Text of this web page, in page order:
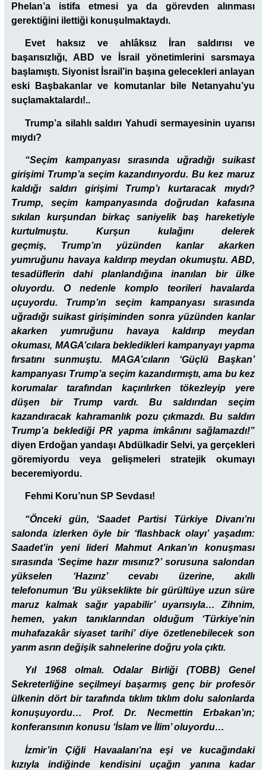
Phelan’a istifa etmesi ya da görevden alınması
gerektiğini ilettiği konuşulmaktaydı.
Evet haksız ve ahlâksız İran saldırısı ve
başarısızlığı, ABD ve İsrail yönetimlerini sarsmaya
başlamıştı. Siyonist İsrail’in başına gelecekleri anlayan
eski Başbakanlar ve komutanlar bile Netanyahu’yu
suçlamaktalardı!..
Trump’a silahlı saldırı Yahudi sermayesinin uyarısı
mıydı?
“Seçim kampanyası sırasında uğradığı suikast
girişimi Trump’a seçim kazandırıyordu. Bu kez maruz
kaldığı saldırı girişimi Trump’ı kurtaracak mıydı?
Trump, seçim kampanyasında doğrudan kafasına
sıkılan kurşundan birkaç saniyelik baş hareketiyle
kurtulmuştu. Kurşun kulağını delerek
geçmiş, Trump’ın yüzünden kanlar akarken
yumruğunu havaya kaldırıp meydan okumuştu. ABD,
tesadüflerin dahi planlandığına inanılan bir ülke
oluyordu. O nedenle komplo teorileri havalarda
uçuyordu. Trump’ın seçim kampanyası sırasında
uğradığı suikast girişiminden sonra yüzünden kanlar
akarken yumruğunu havaya kaldırıp meydan
okuması, MAGA’cılara bekledikleri kampanyayı yapma
fırsatını sunmuştu. MAGA’cıların ‘Güçlü Başkan’
kampanyası Trump’a seçim kazandırmıştı, ama bu kez
korumalar tarafından kaçırılırken tökezleyip yere
düşen bir Trump vardı. Bu saldırıdan seçim
kazandıracak kahramanlık pozu çıkmazdı. Bu saldırı
Trump’a beklediği PR yapma imkânını sağlamazdı!”
diyen Erdoğan yandaşı Abdülkadir Selvi, ya gerçekleri
göremiyordu veya gelişmeleri stratejik okumayı
beceremiyordu.
Fehmi Koru’nun SP Sevdası!
“Önceki gün, ‘Saadet Partisi Türkiye Divanı’nı
salonda izlerken öyle bir ‘flashback olayı’ yaşadım:
Saadet’in yeni lideri Mahmut Arıkan’ın konuşması
sırasında ‘Seçime hazır mısınız?’ sorusuna salondan
yükselen ‘Hazırız’ cevabı üzerine, akıllı
telefonumun ‘Bu yükseklikte bir gürültüye uzun süre
maruz kalmak sağır yapabilir’ uyarısıyla… Zihnim,
hemen, yakın tanıklarından olduğum ‘Türkiye’nin
muhafazakâr siyaset tarihi’ diye özetlenebilecek son
yarım asrın değişik sahnelerine doğru yola çıktı.
Yıl 1968 olmalı. Odalar Birliği (TOBB) Genel
Sekreterliğine seçilmeyi başarmış genç bir profesör
ülkenin dört bir tarafında tıklım tıklım dolu salonlarda
konuşuyordu… Prof. Dr. Necmettin Erbakan’ın;
konferansının konusu ‘İslam ve İlim’ oluyordu…
İzmir’in Çiğli Havaalanı’na eşi ve kucağındaki
kızıyla indiğinde kendisini uçağın yanına kadar